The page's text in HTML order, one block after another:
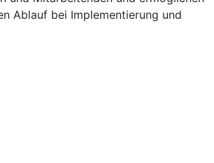
Ablauf bei Implementierung und